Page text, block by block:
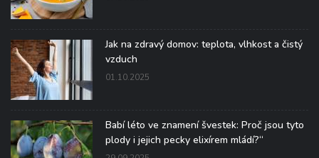
Jak na zdravý domov: teplota, vlhkost a čistý
vzduch
01.10.2025
Babí léto ve znamení švestek: Proč jsou tyto
plody i jejich pecky elixírem mládí?“